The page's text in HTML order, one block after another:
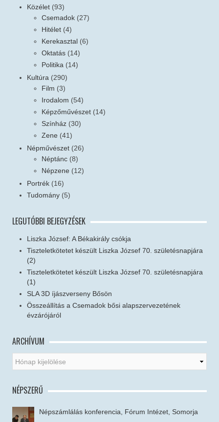
Közélet (93)
Csemadok (27)
Hitélet (4)
Kerekasztal (6)
Oktatás (14)
Politika (14)
Kultúra (290)
Film (3)
Irodalom (54)
Képzőművészet (14)
Színház (30)
Zene (41)
Népművészet (26)
Néptánc (8)
Népzene (12)
Portrék (16)
Tudomány (5)
LEGUTÓBBI BEJEGYZÉSEK
Liszka József: A Békakirály csókja
Tiszteletkötetet készült Liszka József 70. születésnapjára
(2)
Tiszteletkötetet készült Liszka József 70. születésnapjára
(1)
SLA 3D íjászverseny Bősön
Összeállítás a Csemadok bősi alapszervezetének
évzárójáról
ARCHÍVUM
NÉPSZERŰ
Népszámlálás konferencia, Fórum Intézet, Somorja